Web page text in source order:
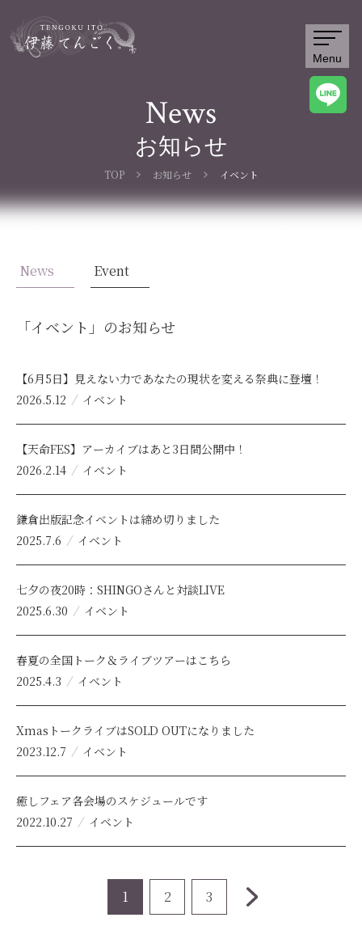
Menu
News
お知らせ
TOP お知らせ イベント
News Event
「イベント 」のお知らせ
【6月5日】見えない力であなたの現状を変える祭典に登壇！
2026.5.12
イベント
【天命FES】アーカイブはあと3日間公開中！
2026.2.14
イベント
鎌倉出版記念イベントは締め切りました
2025.7.6
イベント
七夕の夜20時：SHINGOさんと対談LIVE
2025.6.30
イベント
春夏の全国トーク＆ライブツアーはこちら
2025.4.3
イベント
XmasトークライブはSOLD OUTになりました
2023.12.7
イベント
癒しフェア各会場のスケジュールです
2022.10.27
イベント
1 2 3